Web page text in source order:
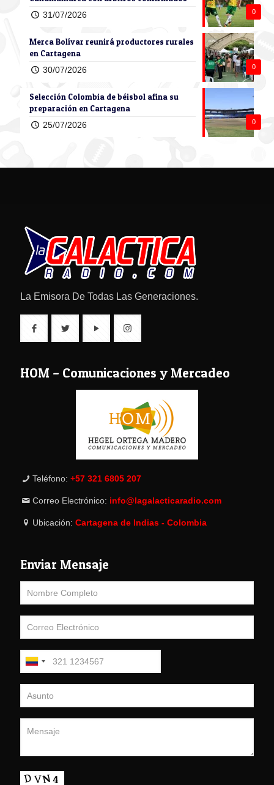
0
31/07/2026
0
Merca Bolívar reunirá productores rurales
en Cartagena
30/07/2026
0
Selección Colombia de béisbol afina su
preparación en Cartagena
25/07/2026
La Emisora De Todas Las Generaciones.
HOM – Comunicaciones y Mercadeo
Teléfono: +57 321 6805 207
Correo Electrónico: info@lagalacticaradio.com
Ubicación: Cartagena de Indias - Colombia
Enviar Mensaje